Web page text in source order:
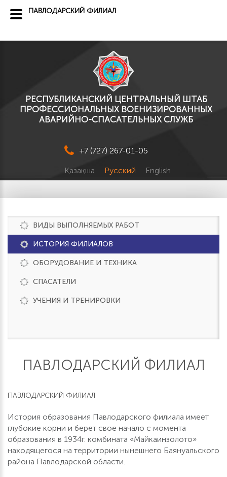
РЕСПУБЛИКАНСКИЙ ЦЕНТРАЛЬНЫЙ ШТАБ
ПРОФЕССИОНАЛЬНЫХ ВОЕНИЗИРОВАННЫХ
АВАРИЙНО-СПАСАТЕЛЬНЫХ СЛУЖБ
+7 (727) 267-01-05
Қазақша Русский English
ВИДЫ ВЫПОЛНЯЕМЫХ РАБОТ
ИСТОРИЯ ФИЛИАЛОВ
ОБОРУДОВАНИЕ И ТЕХНИКА
СПАСАТЕЛИ
УЧЕНИЯ И ТРЕНИРОВКИ
ПАВЛОДАРСКИЙ ФИЛИАЛ
ПАВЛОДАРСКИЙ ФИЛИАЛ
История образования Павлодарского филиала имеет
глубокие корни и берет свое начало с момента
образования в 1934г. комбината «Майкаинзолото»
находящегося на территории нынешнего Баянуальского
района Павлодарской области.
ПАВЛОДАРСКИЙ ФИЛИАЛ